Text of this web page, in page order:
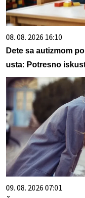
08. 08. 2026 16:10
Dete sa autizmom
usta: Potresno
09. 08. 2026 07:01